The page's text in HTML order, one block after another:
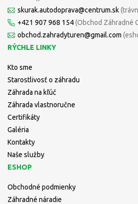
skurak.autodoprava@centrum.sk
+421 907 968 154(Obchod Záhradné
obchod.zahradyturen@gmail.com
RÝCHLE LINKY
Kto sme
Starostlivosť o záhradu
Záhrada na kľúč
Záhrada vlastnoručne
Certifikáty
Galéria
Kontakty
Naše služby
ESHOP
Obchodné podmienky
Záhradné náradie